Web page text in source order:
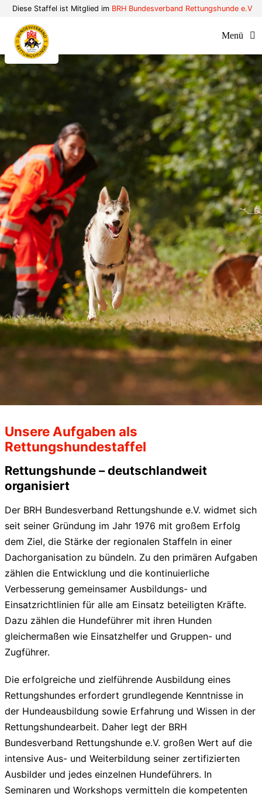
Zum
springen
Diese Staffel ist Mitglied im BRH Bundesverband Rettungshunde e.V
Menü
Verein
Kompetenzen
Aktuelles
Kontakt
Unsere Aufgaben als
Rettungshundestaffel
Rettungshunde – deutschlandweit
organisiert
Der BRH Bundesverband Rettungshunde e.V. widmet sich
seit seiner Gründung im Jahr 1976 mit großem Erfolg
dem Ziel, die Stärke der regionalen Staffeln in einer
Dachorganisation zu bündeln. Zu den primären Aufgaben
zählen die Entwicklung und die kontinuierliche
Verbesserung gemeinsamer Ausbildungs- und
Einsatzrichtlinien für alle am Einsatz beteiligten Kräfte.
Dazu zählen die Hundeführer mit ihren Hunden
gleichermaßen wie Einsatzhelfer und Gruppen- und
Zugführer.
Die erfolgreiche und zielführende Ausbildung eines
Rettungshundes erfordert grundlegende Kenntnisse in
der Hundeausbildung sowie Erfahrung und Wissen in der
Rettungshundearbeit. Daher legt der BRH
Bundesverband Rettungshunde e.V. großen Wert auf die
intensive Aus- und Weiterbildung seiner zertifizierten
Ausbilder und jedes einzelnen Hundeführers. In
Seminaren und Workshops vermitteln die kompetenten